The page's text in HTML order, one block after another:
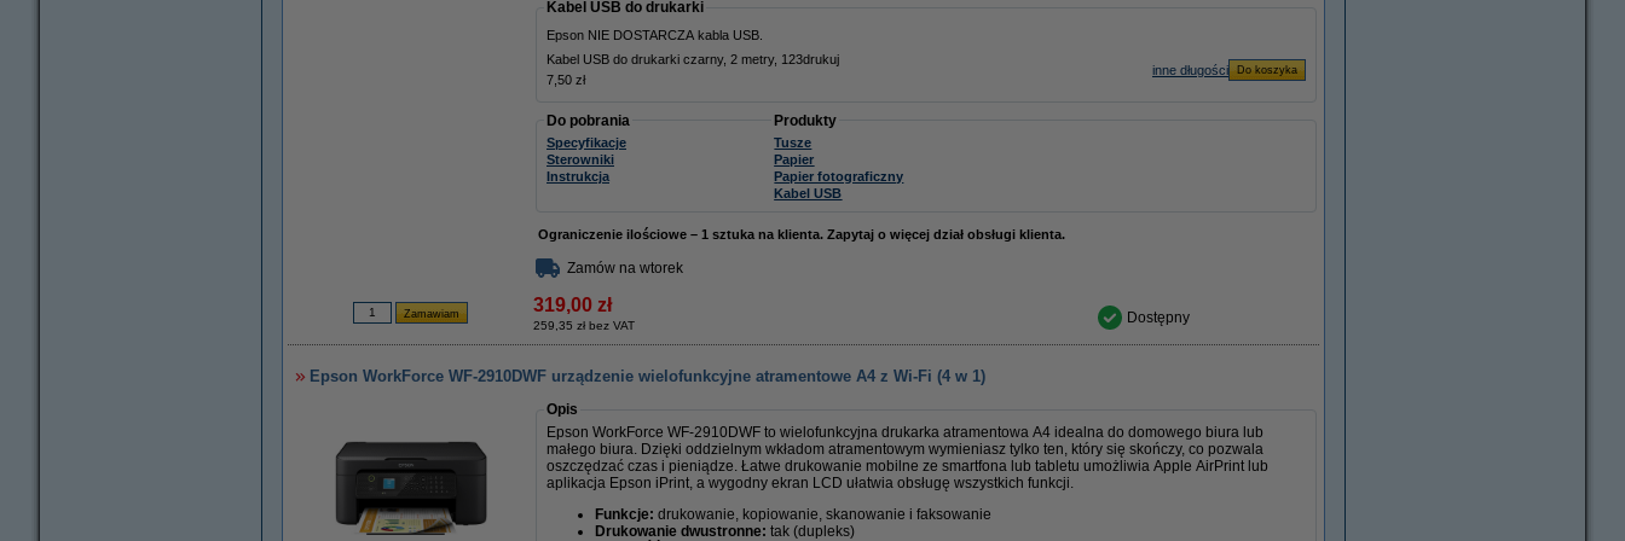
Kabel USB do drukarki
Epson NIE DOSTARCZA kabla USB.
Kabel USB do drukarki czarny, 2 metry, 123drukuj
7,50 zł
inne długości
Do pobrania
Specyfikacje
Sterowniki
Instrukcja
Produkty
Tusze
Papier
Papier fotograficzny
Kabel USB
Ograniczenie ilościowe – 1 sztuka na klienta. Zapytaj o więcej dział obsługi klienta.
Zamów na wtorek
319,00 zł
259,35 zł bez VAT Dostępny
Epson WorkForce WF-2910DWF urządzenie wielofunkcyjne atramentowe A4 z Wi-Fi (4 w 1)
Opis
Epson WorkForce WF-2910DWF to wielofunkcyjna drukarka atramentowa A4 idealna do domowego biura lub
małego biura. Dzięki oddzielnym wkładom atramentowym wymieniasz tylko ten, który się skończy, co pozwala
oszczędzać czas i pieniądze. Łatwe drukowanie mobilne ze smartfona lub tabletu umożliwia Apple AirPrint lub
aplikacja Epson iPrint, a wygodny ekran LCD ułatwia obsługę wszystkich funkcji.
Funkcje: drukowanie, kopiowanie, skanowanie i faksowanie
Drukowanie dwustronne: tak (dupleks)